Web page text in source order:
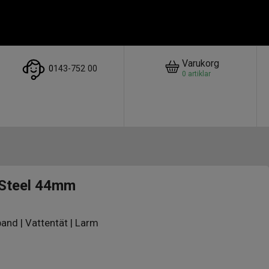
0143-752 00 Varukorg
0 artiklar
44mm
| Vattentät | Larm